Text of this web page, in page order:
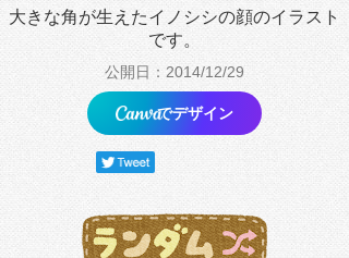
大きな角が生えたイノシシの顔のイラスト
です。
公開日：2014/12/29
でデザイン